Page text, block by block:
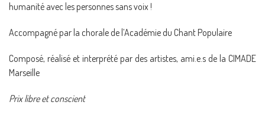
humanité avec les personnes sans voix !
Accompagné par la chorale de l’Académie du Chant Populaire
Composé, réalisé et interprété par des artistes, ami.e.s de la CIMADE
Marseille
Prix libre et conscient